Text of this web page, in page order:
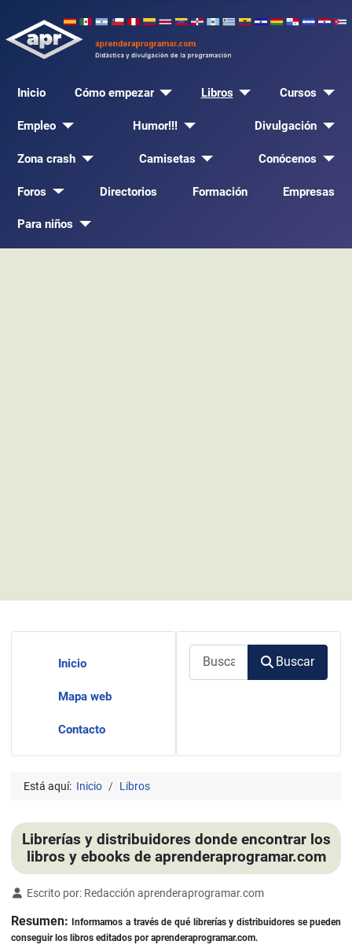
Inicio Cómo empezar Libros Cursos
Empleo Humor!!! Divulgación
Zona crash Camisetas Conócenos
Foros Directorios Formación Empresas
Para niños
Inicio
Mapa web
Contacto
Buscar
Está aquí: Inicio Libros
Librerías y distribuidores donde encontrar los
libros y ebooks de aprenderaprogramar.com
Detalles
Escrito por: Redacción aprenderaprogramar.com
Resumen: Informamos a través de qué librerías y distribuidores se pueden
conseguir los libros editados por aprenderaprogramar.com.